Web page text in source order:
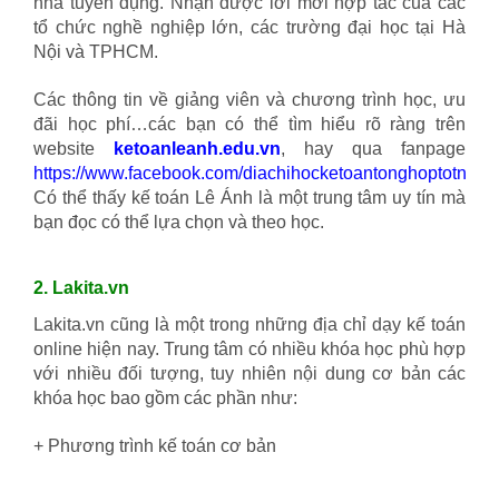
tổ chức nghề nghiệp lớn, các trường đại học tại Hà
Nội và TPHCM.
Các thông tin về giảng viên và chương trình học, ưu
đãi học phí…các bạn có thể tìm hiểu rõ ràng trên
website
ketoanleanh.edu.vn, hay qua fanpage
https://www.facebook.com/diachihocketoantonghoptotnhat
Có thể thấy kế toán Lê Ánh là một trung tâm uy tín mà
bạn đọc có thể lựa chọn và theo học.
2. Lakita.vn
Lakita.vn cũng là một trong những địa chỉ dạy kế toán
online hiện nay. Trung tâm có nhiều khóa học phù hợp
với nhiều đối tượng, tuy nhiên nội dung cơ bản các
khóa học bao gồm các phần như:
+ Phương trình kế toán cơ bản